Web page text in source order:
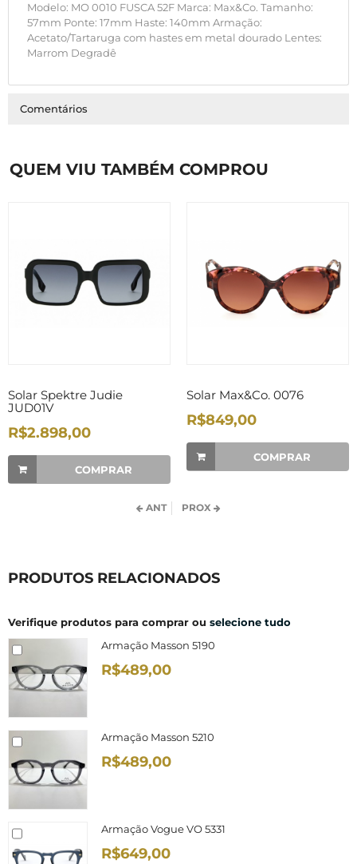
Modelo: MO 0010 FUSCA 52F Marca: Max&Co. Tamanho:
57mm Ponte: 17mm Haste: 140mm Armação:
Acetato/Tartaruga com hastes em metal dourado Lentes:
Marrom Degradê
Comentários
QUEM VIU TAMBÉM COMPROU
Solar Spektre Judie
JUD01V
R$2.898,00
COMPRAR
Solar Max&Co. 0076
R$849,00
COMPRAR
ANT PROX
PRODUTOS RELACIONADOS
Verifique produtos para comprar ou selecione tudo
Armação Masson 5190
R$489,00
Armação Masson 5210
R$489,00
Armação Vogue VO 5331
R$649,00